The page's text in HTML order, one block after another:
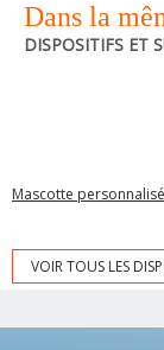
Dans la
DISPOSITIFS ET
Mascotte
VOIR TOUS LES